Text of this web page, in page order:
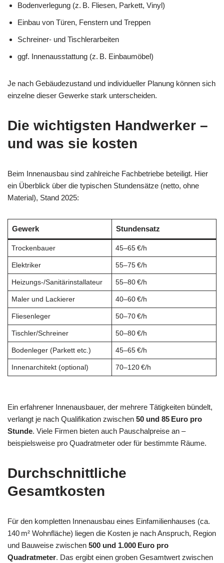
Bodenverlegung (z. B. Fliesen, Parkett, Vinyl)
Einbau von Türen, Fenstern und Treppen
Schreiner- und Tischlerarbeiten
ggf. Innenausstattung (z. B. Einbaumöbel)
Je nach Gebäudezustand und individueller Planung können sich
einzelne dieser Gewerke stark unterscheiden.
Die wichtigsten Handwerker –
und was sie kosten
Beim Innenausbau sind zahlreiche Fachbetriebe beteiligt. Hier
ein Überblick über die typischen Stundensätze (netto, ohne
Material), Stand 2025:
Gewerk Stundensatz
Trockenbauer 45–65 €/h
Elektriker 55–75 €/h
Heizungs-/Sanitärinstallateur 55–80 €/h
Maler und Lackierer 40–60 €/h
Fliesenleger 50–70 €/h
Tischler/Schreiner 50–80 €/h
Bodenleger (Parkett etc.) 45–65 €/h
Innenarchitekt (optional) 70–120 €/h
Ein erfahrener Innenausbauer, der mehrere Tätigkeiten bündelt,
verlangt je nach Qualifikation zwischen 50 und 85 Euro pro
Stunde. Viele Firmen bieten auch Pauschalpreise an –
beispielsweise pro Quadratmeter oder für bestimmte Räume.
Durchschnittliche
Gesamtkosten
Für den kompletten Innenausbau eines Einfamilienhauses (ca.
140 m² Wohnfläche) liegen die Kosten je nach Anspruch, Region
und Bauweise zwischen 500 und 1.000 Euro pro
Quadratmeter. Das ergibt einen groben Gesamtwert zwischen